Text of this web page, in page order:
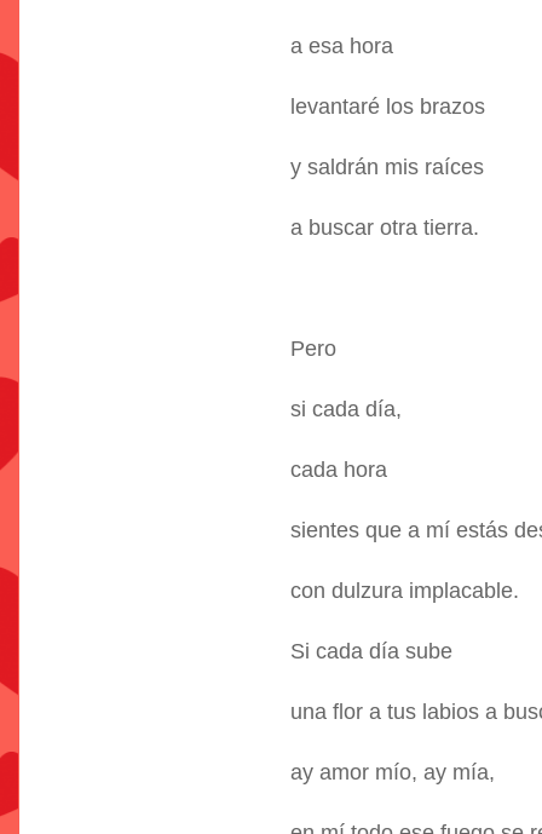
a esa hora
levantaré los brazos
y saldrán mis raíces
a buscar otra tierra.
Pero
si cada día,
cada hora
sientes que a mí estás
con dulzura implacable.
Si cada día sube
una flor a tus labios a
ay amor mío, ay mía,